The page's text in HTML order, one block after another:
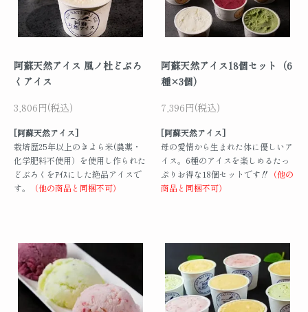
阿蘇天然アイス 風ノ杜どぶろ
くアイス
3,806円(税込)
[阿蘇天然アイス]
栽培歴25年以上のきよら米(農薬・
化学肥料不使用）を使用し作られた
どぶろくをｱｲｽにした絶品アイスで
す。
（他の商品と同梱不可）
阿蘇天然アイス18個セット（6
種×3個）
7,396円(税込)
[阿蘇天然アイス]
母の愛情から生まれた体に優しいア
イス。6種のアイスを楽しめるたっ
ぷりお得な18個セットです‼ （他の
商品と同梱不可）